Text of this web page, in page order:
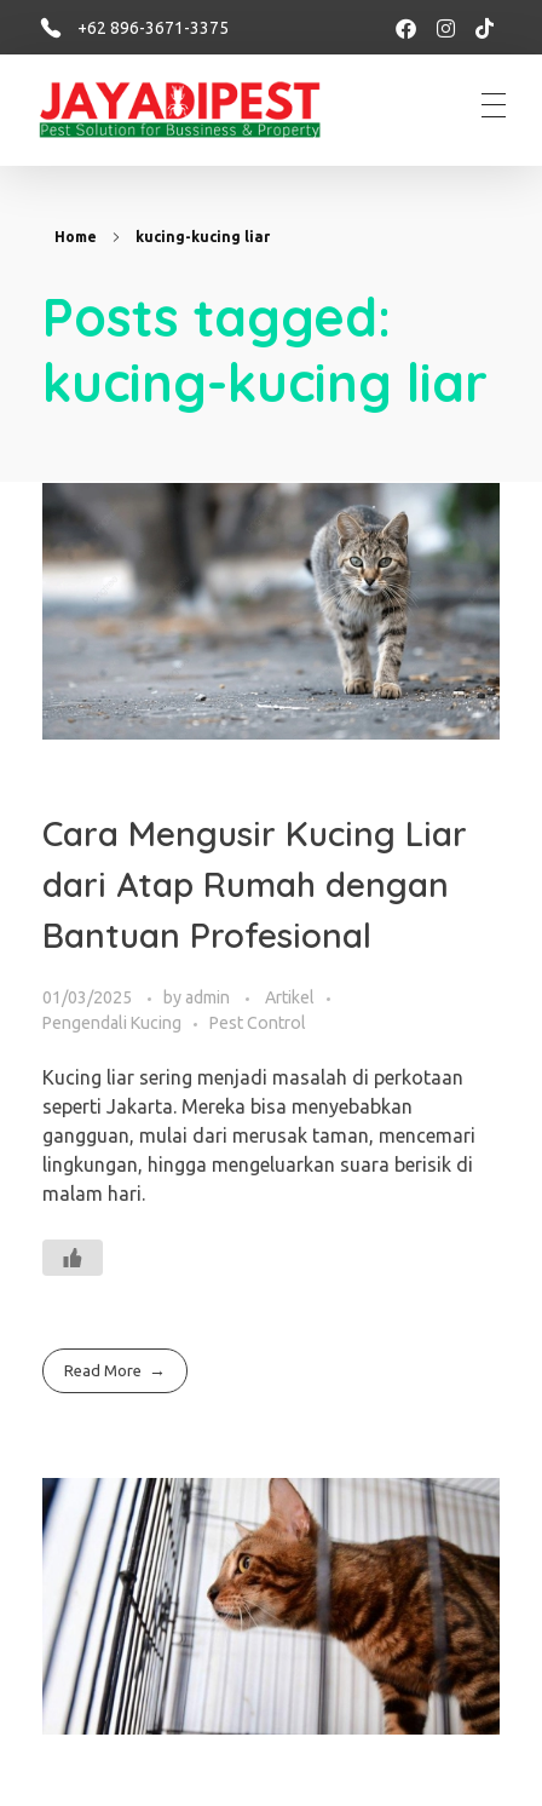
+62 896-3671-3375
Jasa basmi hama rayap, tikus, nyamuk, kecoa
Home kucing-kucing liar
Posts tagged:
kucing-kucing liar
Cara Mengusir Kucing Liar
dari Atap Rumah dengan
Bantuan Profesional
01/03/2025 by admin
Artikel
Pengendali Kucing
Pest Control
Kucing liar sering menjadi masalah di perkotaan
seperti Jakarta. Mereka bisa menyebabkan
gangguan, mulai dari merusak taman, mencemari
lingkungan, hingga mengeluarkan suara berisik di
malam hari.
Read More